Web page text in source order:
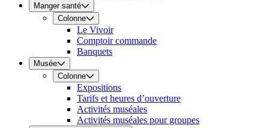
Manger santé
Colonne
Le Vivoir
Comptoir commande
Banquets
Musée
Colonne
Expositions
Tarifs et heures d’ouverture
Activités muséales
Activités muséales pour groupes